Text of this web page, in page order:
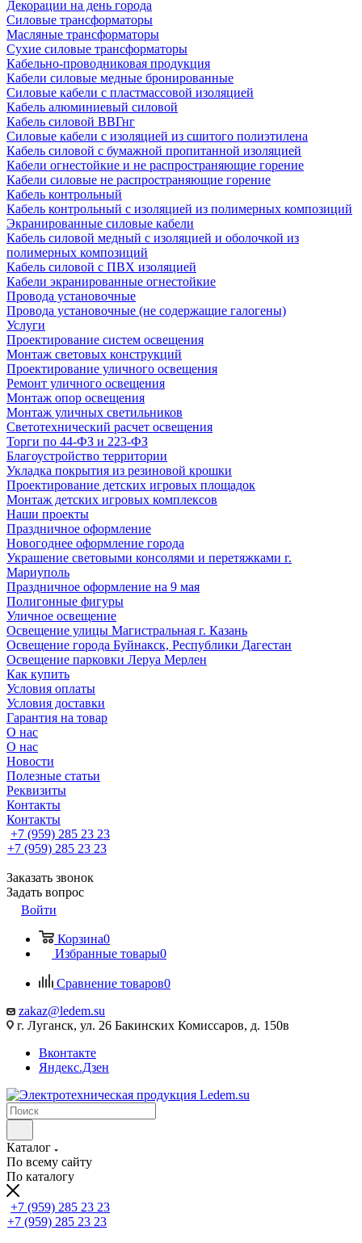
Декорации на день города
Силовые трансформаторы
Масляные трансформаторы
Сухие силовые трансформаторы
Кабельно-проводниковая продукция
Кабели силовые медные бронированные
Силовые кабели с пластмассовой изоляцией
Кабель алюминиевый силовой
Кабель силовой ВВГнг
Силовые кабели с изоляцией из сшитого полиэтилена
Кабель силовой с бумажной пропитанной изоляцией
Кабели огнестойкие и не распространяющие горение
Кабели силовые не распространяющие горение
Кабель контрольный
Кабель контрольный с изоляцией из полимерных композиций
Экранированные силовые кабели
Кабель силовой медный с изоляцией и оболочкой из
полимерных композиций
Кабель силовой с ПВХ изоляцией
Кабели экранированные огнестойкие
Провода установочные
Провода установочные (не содержащие галогены)
Услуги
Проектирование систем освещения
Монтаж световых конструкций
Проектирование уличного освещения
Ремонт уличного освещения
Монтаж опор освещения
Монтаж уличных светильников
Светотехнический расчет освещения
Торги по 44-ФЗ и 223-ФЗ
Благоустройство территории
Укладка покрытия из резиновой крошки
Проектирование детских игровых площадок
Монтаж детских игровых комплексов
Наши проекты
Праздничное оформление
Новогоднее оформление города
Украшение световыми консолями и перетяжками г.
Мариуполь
Праздничное оформление на 9 мая
Полигонные фигуры
Уличное освещение
Освещение улицы Магистральная г. Казань
Освещение города Буйнакск, Республики Дагестан
Освещение парковки Леруа Мерлен
Как купить
Условия оплаты
Условия доставки
Гарантия на товар
О нас
О нас
Новости
Полезные статьи
Реквизиты
Контакты
Контакты
+7 (959) 285 23 23
+7 (959) 285 23 23
Заказать звонок
Задать вопрос
Войти
Корзина0
Избранные товары0
Сравнение товаров0
zakaz@ledem.su
г. Луганск, ул. 26 Бакинских Комиссаров, д. 150в
Вконтакте
Яндекс.Дзен
Каталог
По всему сайту
По каталогу
+7 (959) 285 23 23
+7 (959) 285 23 23